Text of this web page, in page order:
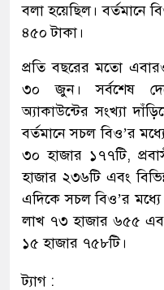
বলা হয়েছিল। বর্তমানে
৪৫০ টাকা।
প্রতি বছরের মতো
৩০ জুন। সর্বশেষ
অ্যাকাউন্টের সংখ্যা
বর্তমানে সচল বিও’র
৩০ হাজার ১৭৭টি,
হাজার ২৩৬টি এবং
এদিকে সচল বিও’র
লাখ ৭৩ হাজার ৬৫৫
১৫ হাজার ৭৫৮টি।
ট্যাগ :